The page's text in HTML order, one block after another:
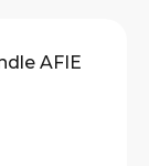
AFIE